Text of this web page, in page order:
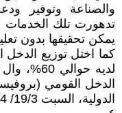
والصناعة وتوفير
تدهورت تلك الخدمات
يمكن تحقيقها بدون
كما اختل توزيع
الدخل القومي
الدولية، السبت 19/3/ 1994م).